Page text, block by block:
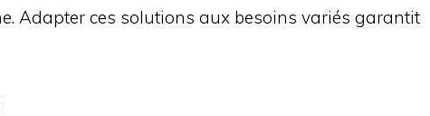
Adapter ces solutions aux besoins variés garantit